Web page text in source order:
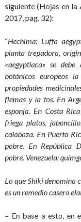
siguiente (Hojas en la
2017, pag. 32):
“Hechima: Luffa
planta trepadora,
«aegyptiaca» se
botánicos europeos
propiedades
flemas y la tos. En
esponja. En Costa
friega platos,
calabaza. En Puerto
pobre. En República
pobre. Venezuela:
Lo que Shiki denomina
es un remedio casero
– En base a esto, en